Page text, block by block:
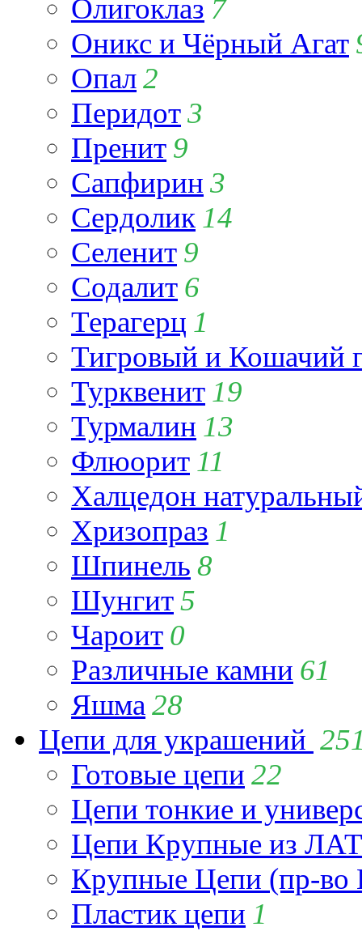
Олигоклаз 7
Оникс и Чёрный Агат
Опал2
Перидот3
Пренит 9
Сапфирин 3
Сердолик 14
Селенит 9
Содалит 6
Терагерц 1
Тигровый и Кошачий
Турквенит 19
Турмалин 13
Флюорит 11
Халцедон
Хризопраз 1
Шпинель 8
Шунгит5
Чароит 0
Различные камни 61
Яшма 28
Цепи для украшений
Готовые цепи 22
Цепи тонкие и
Цепи Крупные из
Крупные Цепи (пр-во
Пластик цепи 1